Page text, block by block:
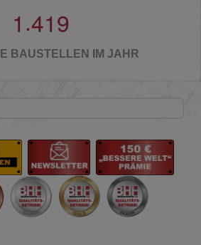
1 .419
BAUSTELLEN IM JAHR